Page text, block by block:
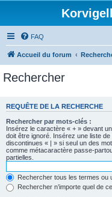
FAQ
Accueil du forum
Rechercher
REQUÊTE DE LA RECHERCHE
Rechercher par mots-clés :
Insérez le caractère « + » devant
doit être ignoré. Insérez une liste
discontinues « | » si seul un des
comme métacaractère passe-
partielles.
Rechercher tous les termes ou
Rechercher n’importe quel de